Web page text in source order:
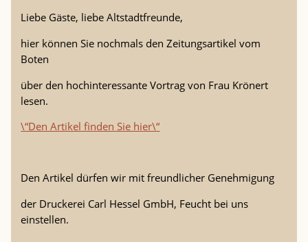
Liebe Gäste, liebe Altstadtfreunde,
hier können Sie nochmals den Zeitungsartikel vom
Boten
über den hochinteressante Vortrag von Frau Krönert
lesen.
\“Den Artikel finden Sie hier\“
Den Artikel dürfen wir mit freundlicher Genehmigung
der Druckerei Carl Hessel GmbH, Feucht bei uns
einstellen.